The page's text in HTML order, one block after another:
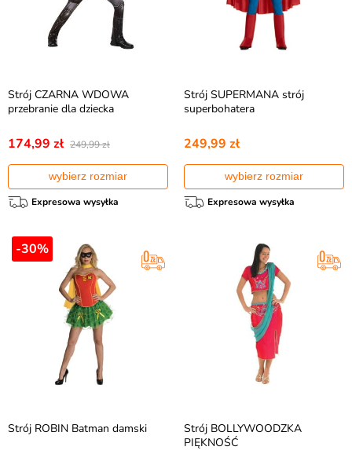
Strój CZARNA WDOWA
przebranie dla dziecka
174,99 zł 249,99 zł
wybierz rozmiar
Expresowa wysyłka
Strój SUPERMANA strój
superbohatera
249,99 zł
wybierz rozmiar
Expresowa wysyłka
-30%
Strój ROBIN Batman damski
Strój BOLLYWOODZKA
PIĘKNOŚĆ